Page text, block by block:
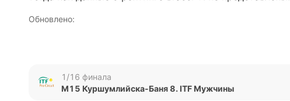
Обновлено:
Дмитрий Разумец
1/16 финала
M15 Куршумлийска-Баня 8. ITF Мужчины